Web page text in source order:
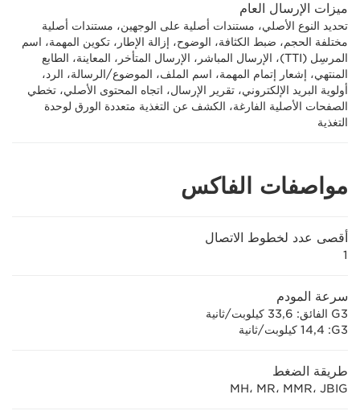
ميزات الإرسال العام
تحديد النوع الأصلي، مستندات أصلية على الوجهين، مستندات أصلية
مختلفة الحجم، ضبط الكثافة، الوضوح، إزالة الإطار، تكوين المهمة، اسم
المرسِل (TTI)، الإرسال المباشر، الإرسال المتأخر، المعاينة، الطابع
المنتهي، إشعار إتمام المهمة، اسم الملف، الموضوع/الرسالة، الرد،
أولوية البريد الإلكتروني، تقرير الإرسال، اتجاه المحتوى الأصلي، تخطي
الصفحات الأصلية الفارغة، الكشف عن التغذية متعددة الورق لوحدة
التغذية
مواصفات الفاكس
أقصى عدد لخطوط الاتصال
1
سرعة المودم
G3 الفائق: 33,6 كيلوبت/ثانية
G3‏: 14,4 كيلوبت/ثانية
طريقة الضغط
MH، MR، MMR، JBIG